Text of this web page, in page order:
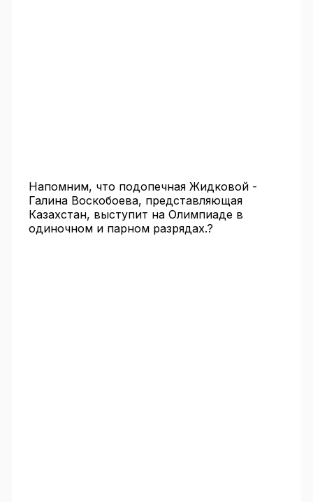
Напомним, что подопечная Жидковой -
Галина Воскобоева, представляющая
Казахстан, выступит на Олимпиаде в
одиночном и парном разрядах.?